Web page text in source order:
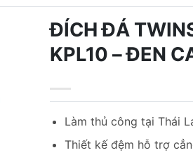
ĐÍCH ĐÁ
KPL10 – ĐEN
Làm thủ công tại Thái
Thiết kế đệm hỗ trợ